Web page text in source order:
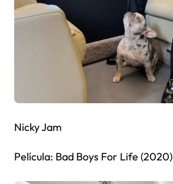
Nicky Jam
Película: Bad Boys For Life (2020)